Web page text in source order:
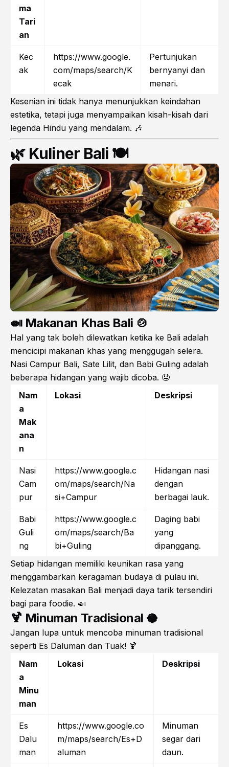
ma
Tari
an
Kec
ak
https://www.google.
com/maps/search/K
ecak
Pertunjukan
bernyanyi dan
menari.
Kesenian ini tidak hanya menunjukkan keindahan
estetika, tetapi juga menyampaikan kisah-kisah dari
legenda Hindu yang mendalam. 🎶
🌿 Kuliner Bali 🍽️
🍛 Makanan Khas Bali 🍲
Hal yang tak boleh dilewatkan ketika ke Bali adalah
mencicipi makanan khas yang menggugah selera.
Nasi Campur Bali, Sate Lilit, dan Babi Guling adalah
beberapa hidangan yang wajib dicoba. 🤤
Nam
a
Mak
ana
n
Lokasi Deskripsi
Nasi
Cam
pur
https://www.google.c
om/maps/search/Na
si+Campur
Hidangan nasi
dengan
berbagai lauk.
Babi
Guli
ng
https://www.google.c
om/maps/search/Ba
bi+Guling
Daging babi
yang
dipanggang.
Setiap hidangan memiliki keunikan rasa yang
menggambarkan keragaman budaya di pulau ini.
Kelezatan masakan Bali menjadi daya tarik tersendiri
bagi para foodie. 🍛
🍹 Minuman Tradisional 🥥
Jangan lupa untuk mencoba minuman tradisional
seperti Es Daluman dan Tuak! 🍹
Nam
a
Minu
man
Lokasi Deskripsi
Es
Dalu
man
https://www.google.co
m/maps/search/Es+D
aluman
Minuman
segar dari
daun.